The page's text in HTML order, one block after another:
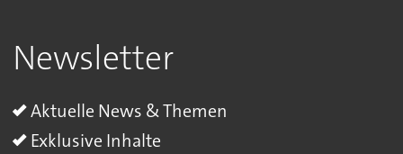
Newsletter
Aktuelle News & Themen
Exklusive Inhalte